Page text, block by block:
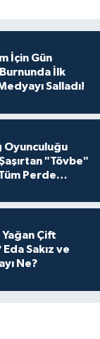
İçin Gün
Burnunda İlk
Salladı!
Oyunculuğu
"Tövbe"
Perde
Yağan Çift
Eda Sakız ve
Ne?